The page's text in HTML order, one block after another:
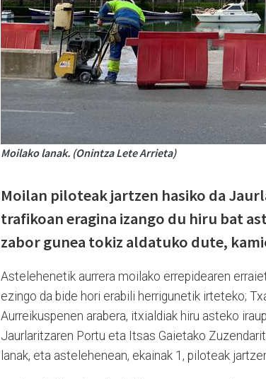
Moilako lanak. (Onintza Lete Arrieta)
Moilan piloteak jartzen hasiko da
trafikoan eragina izango du hiru bat
zabor gunea tokiz aldatuko dute,
Astelehenetik aurrera moilako errepidearen
ezingo da bide hori erabili herrigunetik irteteko;
Aurreikuspenen arabera, itxialdiak hiru asteko
Jaurlaritzaren Portu eta Itsas Gaietako
lanak, eta astelehenean, ekainak 1, piloteak